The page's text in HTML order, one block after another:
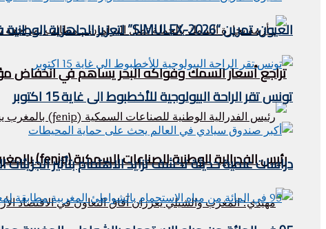
تراجع أسعار السمك وفواكه البحر يساهم في انخفاض
رئيس الفدرالية الوطنية للصناعات السمكية (fenip) بالمغرب يستقبل وفدا ليبيريا في الصيد البحري .
العيون: تمرين “SIMULEX-2026” لتعزيز الجاهزية الوطنية في مواجهة مخاطر التلوث البحري
تونس تقر الراحة البيولوجية للأخطبوط الى غاية 15 اكتوبر
دراسات علمية حديثة تكشف تزايد الاهتمام بتأثير